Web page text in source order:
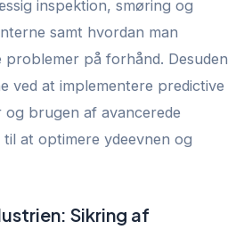
inspektion, smøring og
samt hvordan man
på forhånd. Desuden
ved at implementere predictive
og brugen af avancerede
at optimere ydeevnen og
Sikring af